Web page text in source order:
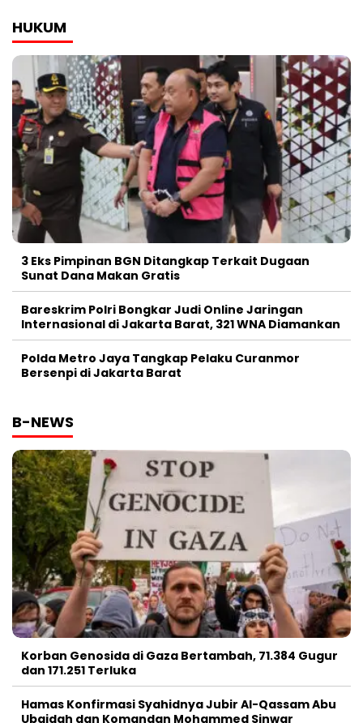
HUKUM
3 Eks Pimpinan BGN Ditangkap Terkait Dugaan
Sunat Dana Makan Gratis
Bareskrim Polri Bongkar Judi Online Jaringan
Internasional di Jakarta Barat, 321 WNA Diamankan
Polda Metro Jaya Tangkap Pelaku Curanmor
Bersenpi di Jakarta Barat
B-NEWS
Korban Genosida di Gaza Bertambah, 71.384 Gugur
dan 171.251 Terluka
Hamas Konfirmasi Syahidnya Jubir Al-Qassam Abu
Ubaidah dan Komandan Mohammed Sinwar